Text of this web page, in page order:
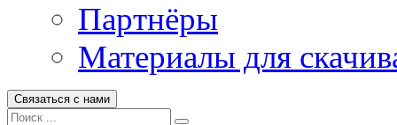
Партнёры
Материалы для
Связаться с нами